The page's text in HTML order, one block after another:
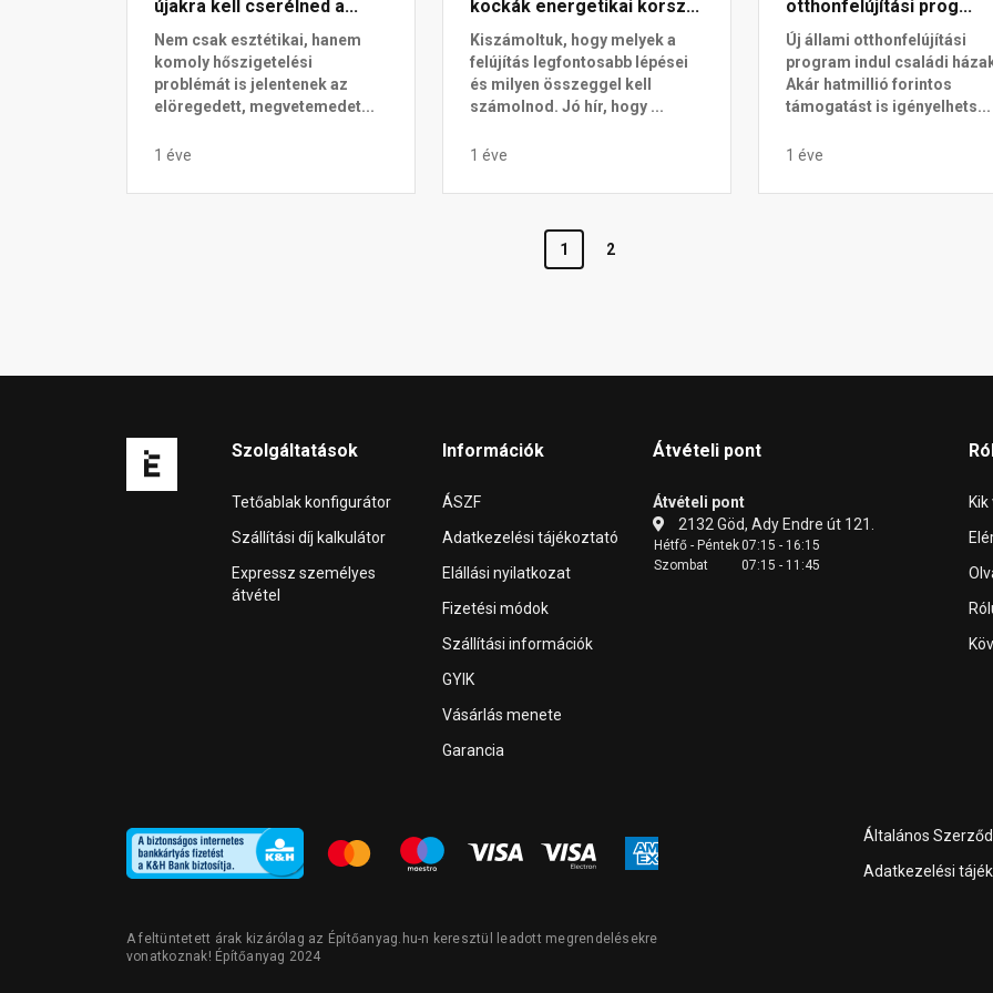
újakra kell cserélned a...
Nem csak esztétikai, hanem
komoly hőszigetelési
problémát is jelentenek az
elöregedett, megvetemedet...
1 éve
kockák energetikai korsz...
Kiszámoltuk, hogy melyek a
felújítás legfontosabb lépései
és milyen összeggel kell
számolnod. Jó hír, hogy ...
1 éve
otthonfelújítási prog...
Új állami otthonfelújítási
program indul családi
Akár hatmillió forintos
támogatást is igényelhets...
1 éve
1 2
Szolgáltatások
Tetőablak konfigurátor
Szállítási díj kalkulátor
Expressz személyes
átvétel
Információk
ÁSZF
Adatkezelési tájékoztató
Elállási nyilatkozat
Fizetési módok
Szállítási információk
GYIK
Vásárlás menete
Garancia
Átvételi pont
Átvételi pont
2132 Göd, Ady Endre út 121.
Hétfő - Péntek07:15 - 16:15
Szombat
07:15 - 11:45
Általános
Adatkezelési
A feltüntetett árak kizárólag az Építőanyag.hu-n keresztül leadott megrendelésekre
vonatkoznak! Építőanyag 2024